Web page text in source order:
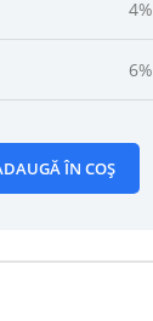
4%
6%
ÎN COȘ